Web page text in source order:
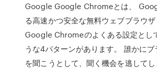
Google Google Chromeとは、
る高速かつ安全な無料ウェブブラウザ
Google Chromeのよくある設定とし
うな4パターンがあります。 誰かに
を聞こうとして、聞く機会を逃して